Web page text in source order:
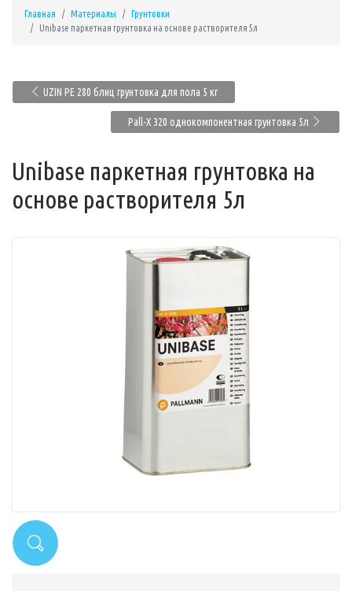
Главная Материалы
Грунтовки
Unibase паркетная грунтовка на основе растворителя 5л
UZIN PE 280 блиц грунтовка для пола 5 кг
Pall-X 320 однокомпонентная грунтовка 5л
Unibase паркетная грунтовка на
основе растворителя 5л